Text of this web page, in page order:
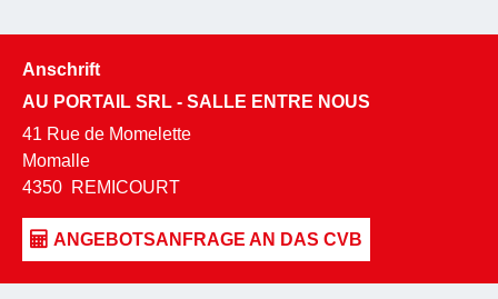
Anschrift
AU PORTAIL SRL - SALLE ENTRE NOUS
41 Rue de Momelette
Momalle
4350 REMICOURT